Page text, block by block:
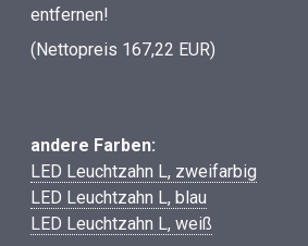
entfernen!
(Nettopreis 167,22 EUR)
andere Farben:
LED Leuchtzahn L, zweifarbig
LED Leuchtzahn L, blau
LED Leuchtzahn L, weiß